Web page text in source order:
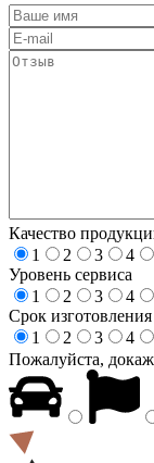
Качество
1
2 3 4
Уровень сервиса
1
2 3 4
Срок изготовления
1
2 3 4
Пожалуйста,